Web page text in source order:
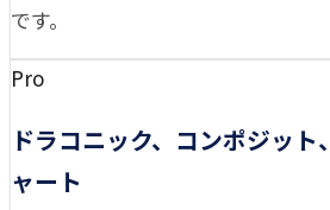
です。
Pro
ドラコニック、コンポジッ
ャート